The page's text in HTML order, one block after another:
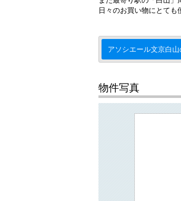
日々のお買い物にとても
アソシエール文京白
物件写真